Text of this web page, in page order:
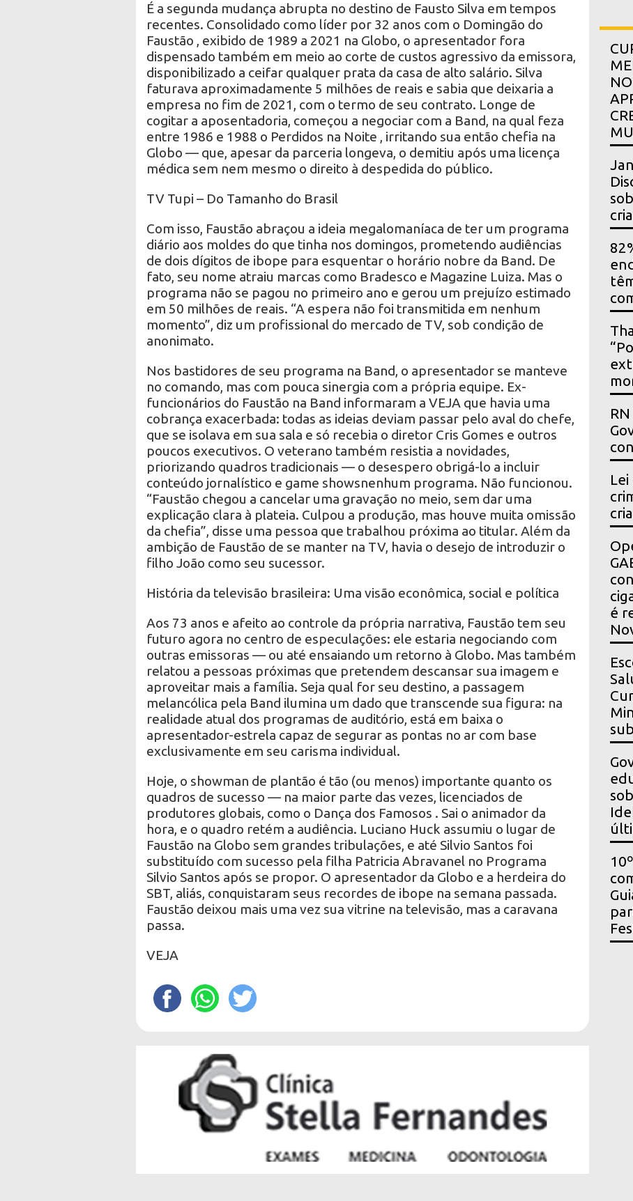
É a segunda mudança abrupta no destino de Fausto Silva em tempos
recentes. Consolidado como líder por 32 anos com o Domingão do
Faustão , exibido de 1989 a 2021 na Globo, o apresentador fora
dispensado também em meio ao corte de custos agressivo da emissora,
disponibilizado a ceifar qualquer prata da casa de alto salário. Silva
faturava aproximadamente 5 milhões de reais e sabia que deixaria a
empresa no fim de 2021, com o termo de seu contrato. Longe de
cogitar a aposentadoria, começou a negociar com a Band, na qual feza
entre 1986 e 1988 o Perdidos na Noite , irritando sua então chefia na
Globo — que, apesar da parceria longeva, o demitiu após uma licença
médica sem nem mesmo o direito à despedida do público.
TV Tupi – Do Tamanho do Brasil
Com isso, Faustão abraçou a ideia megalomaníaca de ter um programa
diário aos moldes do que tinha nos domingos, prometendo audiências
de dois dígitos de ibope para esquentar o horário nobre da Band. De
fato, seu nome atraiu marcas como Bradesco e Magazine Luiza. Mas o
programa não se pagou no primeiro ano e gerou um prejuízo estimado
em 50 milhões de reais. “A espera não foi transmitida em nenhum
momento”, diz um profissional do mercado de TV, sob condição de
anonimato.
Nos bastidores de seu programa na Band, o apresentador se manteve
no comando, mas com pouca sinergia com a própria equipe. Ex-
funcionários do Faustão na Band informaram a VEJA que havia uma
cobrança exacerbada: todas as ideias deviam passar pelo aval do chefe,
que se isolava em sua sala e só recebia o diretor Cris Gomes e outros
poucos executivos. O veterano também resistia a novidades,
priorizando quadros tradicionais — o desespero obrigá-lo a incluir
conteúdo jornalístico e game showsnenhum programa. Não funcionou.
“Faustão chegou a cancelar uma gravação no meio, sem dar uma
explicação clara à plateia. Culpou a produção, mas houve muita omissão
da chefia”, disse uma pessoa que trabalhou próxima ao titular. Além da
ambição de Faustão de se manter na TV, havia o desejo de introduzir o
filho João como seu sucessor.
História da televisão brasileira: Uma visão econômica, social e política
Aos 73 anos e afeito ao controle da própria narrativa, Faustão tem seu
futuro agora no centro de especulações: ele estaria negociando com
outras emissoras — ou até ensaiando um retorno à Globo. Mas também
relatou a pessoas próximas que pretendem descansar sua imagem e
aproveitar mais a família. Seja qual for seu destino, a passagem
melancólica pela Band ilumina um dado que transcende sua figura: na
realidade atual dos programas de auditório, está em baixa o
apresentador-estrela capaz de segurar as pontas no ar com base
exclusivamente em seu carisma individual.
Hoje, o showman de plantão é tão (ou menos) importante quanto os
quadros de sucesso — na maior parte das vezes, licenciados de
produtores globais, como o Dança dos Famosos . Sai o animador da
hora, e o quadro retém a audiência. Luciano Huck assumiu o lugar de
Faustão na Globo sem grandes tribulações, e até Silvio Santos foi
substituído com sucesso pela filha Patricia Abravanel no Programa
Silvio Santos após se propor. O apresentador da Globo e a herdeira do
SBT, aliás, conquistaram seus recordes de ibope na semana passada.
Faustão deixou mais uma vez sua vitrine na televisão, mas a caravana
passa.
VEJA
é